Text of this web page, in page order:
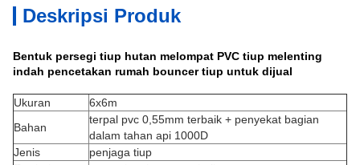
Deskripsi Produk
Bentuk persegi tiup hutan melompat PVC tiup melenting
indah pencetakan rumah bouncer tiup untuk dijual
Ukuran
6x6m
Bahan
terpal pvc 0,55mm terbaik + penyekat bagian
dalam tahan api 1000D
Jenis
penjaga tiup